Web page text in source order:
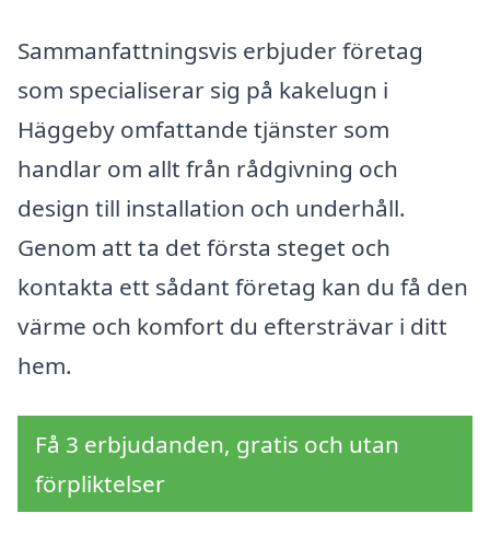
Sammanfattningsvis erbjuder företag
som specialiserar sig på kakelugn i
Häggeby omfattande tjänster som
handlar om allt från rådgivning och
design till installation och underhåll.
Genom att ta det första steget och
kontakta ett sådant företag kan du få den
värme och komfort du eftersträvar i ditt
hem.
Få 3 erbjudanden, gratis och utan
förpliktelser